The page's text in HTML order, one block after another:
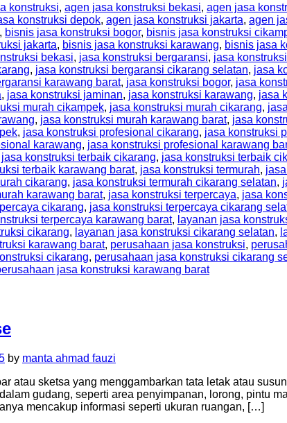
konstruksi, agen jasa konstruksi bekasi, agen jasa
konstruksi depok, agen jasa konstruksi jakarta, agen
, bisnis jasa konstruksi bogor, bisnis jasa konstruksi
jakarta, bisnis jasa konstruksi karawang, bisnis jasa
bekasi, jasa konstruksi bergaransi, jasa
, jasa konstruksi bergaransi cikarang selatan, jasa
karawang barat, jasa konstruksi bogor, jasa
, jasa konstruksi jaminan, jasa konstruksi karawang, jasa
murah cikampek, jasa konstruksi murah cikarang,
, jasa konstruksi murah karawang barat, jasa
, jasa konstruksi profesional cikarang, jasa konstruksi
karawang, jasa konstruksi profesional karawang
jasa konstruksi terbaik cikarang, jasa konstruksi terbaik
terbaik karawang barat, jasa konstruksi termurah,
cikarang, jasa konstruksi termurah cikarang selatan,
karawang barat, jasa konstruksi terpercaya, jasa
cikarang, jasa konstruksi terpercaya cikarang
terpercaya karawang barat, layanan jasa
cikarang, layanan jasa konstruksi cikarang selatan,
karawang barat, perusahaan jasa konstruksi,
cikarang, perusahaan jasa konstruksi cikarang
jasa konstruksi karawang barat
by manta ahmad fauzi
atau sketsa yang menggambarkan tata letak atau
gudang, seperti area penyimpanan, lorong, pintu
mencakup informasi seperti ukuran ruangan, […]